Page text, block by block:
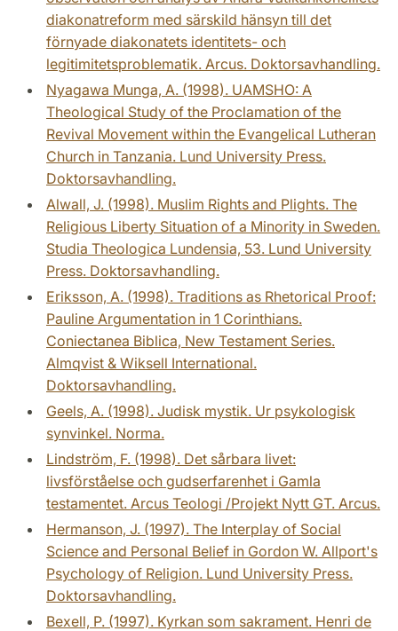
diakonatreform med särskild hänsyn till det
förnyade diakonatets identitets- och
legitimitetsproblematik. Arcus. Doktorsavhandling.
Nyagawa Munga, A. (1998). UAMSHO: A
Theological Study of the Proclamation of the
Revival Movement within the Evangelical Lutheran
Church in Tanzania. Lund University Press.
Doktorsavhandling.
Alwall, J. (1998). Muslim Rights and Plights. The
Religious Liberty Situation of a Minority in Sweden.
Studia Theologica Lundensia, 53. Lund University
Press. Doktorsavhandling.
Eriksson, A. (1998). Traditions as Rhetorical Proof:
Pauline Argumentation in 1 Corinthians.
Coniectanea Biblica, New Testament Series.
Almqvist & Wiksell International.
Doktorsavhandling.
Geels, A. (1998). Judisk mystik. Ur psykologisk
synvinkel. Norma.
Lindström, F. (1998). Det sårbara livet:
livsförståelse och gudserfarenhet i Gamla
testamentet. Arcus Teologi /Projekt Nytt GT. Arcus.
Hermanson, J. (1997). The Interplay of Social
Science and Personal Belief in Gordon W. Allport's
Psychology of Religion. Lund University Press.
Doktorsavhandling.
Bexell, P. (1997). Kyrkan som sakrament. Henri de